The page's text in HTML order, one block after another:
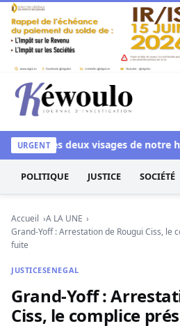
Aller au contenu
Kéwoulo, le premier site
URGENT
Les deux visages de notre
POLITIQUE JUSTICE SOCIÉTÉ
Accueil
A LA UNE
Grand-Yoff : Arrestation de Rougui Ciss, le
fuite
JUSTICESENEGAL
Grand-Yoff :
Ciss, le complice